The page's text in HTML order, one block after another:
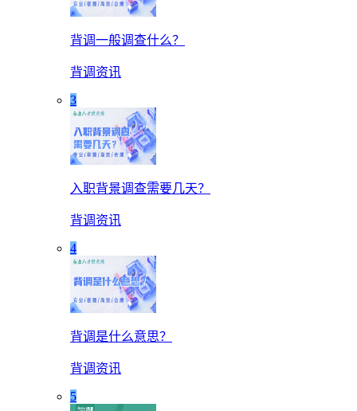
背调一般调查什么？
背调资讯
3
入职背景调查需要几天？
背调资讯
4
背调是什么意思？
背调资讯
5